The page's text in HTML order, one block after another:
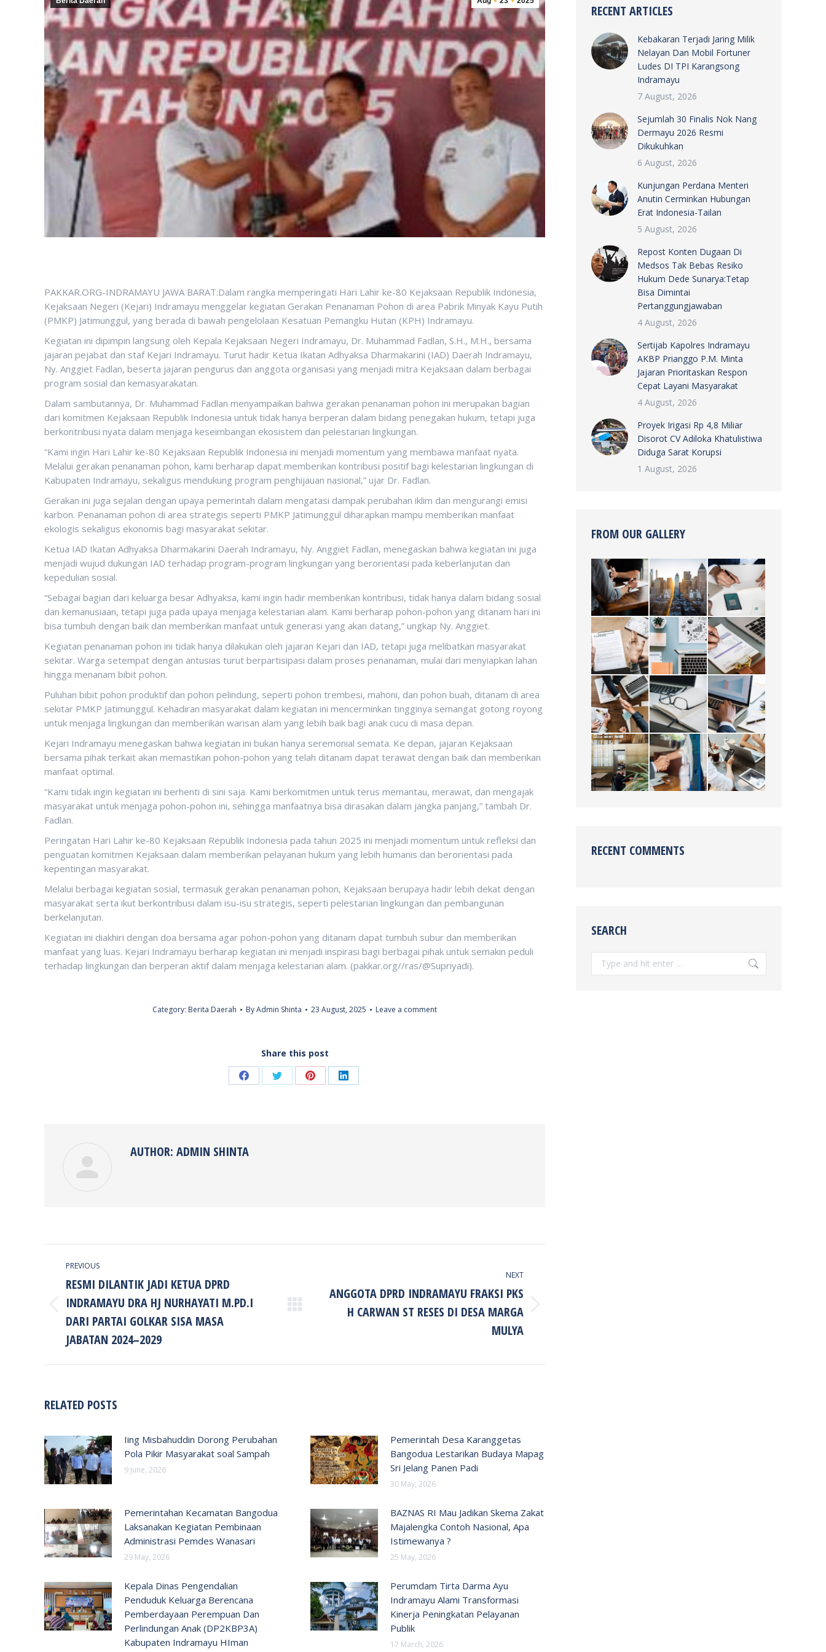
PAKKAR.ORG-INDRAMAYU JAWA BARAT:Dalam rangka memperingati Hari Lahir ke-80 Kejaksaan Republik Indonesia,
Kejaksaan Negeri (Kejari) Indramayu menggelar kegiatan Gerakan Penanaman Pohon di area Pabrik Minyak Kayu Putih
(PMKP) Jatimunggul, yang berada di bawah pengelolaan Kesatuan Pemangku Hutan (KPH) Indramayu.
Kegiatan ini dipimpin langsung oleh Kepala Kejaksaan Negeri Indramayu, Dr. Muhammad Fadlan, S.H., M.H., bersama
jajaran pejabat dan staf Kejari Indramayu. Turut hadir Ketua Ikatan Adhyaksa Dharmakarini (IAD) Daerah Indramayu,
Ny. Anggiet Fadlan, beserta jajaran pengurus dan anggota organisasi yang menjadi mitra Kejaksaan dalam berbagai
program sosial dan kemasyarakatan.
Dalam sambutannya, Dr. Muhammad Fadlan menyampaikan bahwa gerakan penanaman pohon ini merupakan bagian
dari komitmen Kejaksaan Republik Indonesia untuk tidak hanya berperan dalam bidang penegakan hukum, tetapi juga
berkontribusi nyata dalam menjaga keseimbangan ekosistem dan pelestarian lingkungan.
“Kami ingin Hari Lahir ke-80 Kejaksaan Republik Indonesia ini menjadi momentum yang membawa manfaat nyata.
Melalui gerakan penanaman pohon, kami berharap dapat memberikan kontribusi positif bagi kelestarian lingkungan di
Kabupaten Indramayu, sekaligus mendukung program penghijauan nasional,” ujar Dr. Fadlan.
Gerakan ini juga sejalan dengan upaya pemerintah dalam mengatasi dampak perubahan iklim dan mengurangi emisi
karbon. Penanaman pohon di area strategis seperti PMKP Jatimunggul diharapkan mampu memberikan manfaat
ekologis sekaligus ekonomis bagi masyarakat sekitar.
Ketua IAD Ikatan Adhyaksa Dharmakarini Daerah Indramayu, Ny. Anggiet Fadlan, menegaskan bahwa kegiatan ini juga
menjadi wujud dukungan IAD terhadap program-program lingkungan yang berorientasi pada keberlanjutan dan
kepedulian sosial.
“Sebagai bagian dari keluarga besar Adhyaksa, kami ingin hadir memberikan kontribusi, tidak hanya dalam bidang sosial
dan kemanusiaan, tetapi juga pada upaya menjaga kelestarian alam. Kami berharap pohon-pohon yang ditanam hari ini
bisa tumbuh dengan baik dan memberikan manfaat untuk generasi yang akan datang,” ungkap Ny. Anggiet.
Kegiatan penanaman pohon ini tidak hanya dilakukan oleh jajaran Kejari dan IAD, tetapi juga melibatkan masyarakat
sekitar. Warga setempat dengan antusias turut berpartisipasi dalam proses penanaman, mulai dari menyiapkan lahan
hingga menanam bibit pohon.
Puluhan bibit pohon produktif dan pohon pelindung, seperti pohon trembesi, mahoni, dan pohon buah, ditanam di area
sekitar PMKP Jatimunggul. Kehadiran masyarakat dalam kegiatan ini mencerminkan tingginya semangat gotong royong
untuk menjaga lingkungan dan memberikan warisan alam yang lebih baik bagi anak cucu di masa depan.
Kejari Indramayu menegaskan bahwa kegiatan ini bukan hanya seremonial semata. Ke depan, jajaran Kejaksaan
bersama pihak terkait akan memastikan pohon-pohon yang telah ditanam dapat terawat dengan baik dan memberikan
manfaat optimal.
“Kami tidak ingin kegiatan ini berhenti di sini saja. Kami berkomitmen untuk terus memantau, merawat, dan mengajak
masyarakat untuk menjaga pohon-pohon ini, sehingga manfaatnya bisa dirasakan dalam jangka panjang,” tambah Dr.
Fadlan.
Peringatan Hari Lahir ke-80 Kejaksaan Republik Indonesia pada tahun 2025 ini menjadi momentum untuk refleksi dan
penguatan komitmen Kejaksaan dalam memberikan pelayanan hukum yang lebih humanis dan berorientasi pada
kepentingan masyarakat.
Melalui berbagai kegiatan sosial, termasuk gerakan penanaman pohon, Kejaksaan berupaya hadir lebih dekat dengan
masyarakat serta ikut berkontribusi dalam isu-isu strategis, seperti pelestarian lingkungan dan pembangunan
berkelanjutan.
Kegiatan ini diakhiri dengan doa bersama agar pohon-pohon yang ditanam dapat tumbuh subur dan memberikan
manfaat yang luas. Kejari Indramayu berharap kegiatan ini menjadi inspirasi bagi berbagai pihak untuk semakin peduli
terhadap lingkungan dan berperan aktif dalam menjaga kelestarian alam. (pakkar.org//ras/@Supriyadi).
Category: Berita Daerah ByAdmin Shinta 23 August, 2025 Leave a comment
Share this post
Share Share Share Share
AUTHOR: ADMIN SHINTA
NAVIGATION
PREVIOUS
Previous
post:
RESMI DILANTIK JADI KETUA DPRD
INDRAMAYU DRA HJ NURHAYATI M.PD.I
DARI PARTAI GOLKAR SISA MASA
JABATAN 2024–2029
NEXT
ANGGOTA DPRD INDRAMAYU FRAKSI PKS
H CARWAN ST RESES DI DESA MARGA
MULYA
RELATED POSTS
Iing Misbahuddin Dorong Perubahan
Pola Pikir Masyarakat soal Sampah
9 June, 2026
Pemerintah Desa Karanggetas
Bangodua Lestarikan Budaya Mapag
Sri Jelang Panen Padi
30 May, 2026
Pemerintahan Kecamatan Bangodua
Laksanakan Kegiatan Pembinaan
Administrasi Pemdes Wanasari
29 May, 2026
BAZNAS RI Mau Jadikan Skema Zakat
Majalengka Contoh Nasional, Apa
Istimewanya ?
25 May, 2026
Kepala Dinas Pengendalian
Penduduk Keluarga Berencana
Pemberdayaan Perempuan Dan
Perlindungan Anak (DP2KBP3A)
Kabupaten Indramayu HIman
Perumdam Tirta Darma Ayu
Indramayu Alami Transformasi
Kinerja Peningkatan Pelayanan
Publik
17 March, 2026
RECENT ARTICLES
Kebakaran Terjadi Jaring Milik
Nelayan Dan Mobil Fortuner
Ludes DI TPI Karangsong
Indramayu
7 August, 2026
Sejumlah 30 Finalis Nok Nang
Dermayu 2026 Resmi
Dikukuhkan
6 August, 2026
Kunjungan Perdana Menteri
Anutin Cerminkan Hubungan
Erat Indonesia-Tailan
5 August, 2026
Repost Konten Dugaan Di
Medsos Tak Bebas Resiko
Hukum Dede Sunarya:Tetap
Bisa Dimintai
Pertanggungjawaban
4 August, 2026
Sertijab Kapolres Indramayu
AKBP Prianggo P.M. Minta
Jajaran Prioritaskan Respon
Cepat Layani Masyarakat
4 August, 2026
Proyek Irigasi Rp 4,8 Miliar
Disorot CV Adiloka Khatulistiwa
Diduga Sarat Korupsi
1 August, 2026
FROM OUR GALLERY
RECENT COMMENTS
SEARCH
Search: